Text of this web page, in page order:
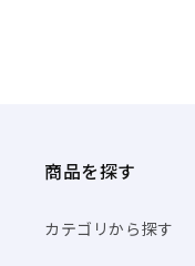
商品を探す
カテゴリから探す